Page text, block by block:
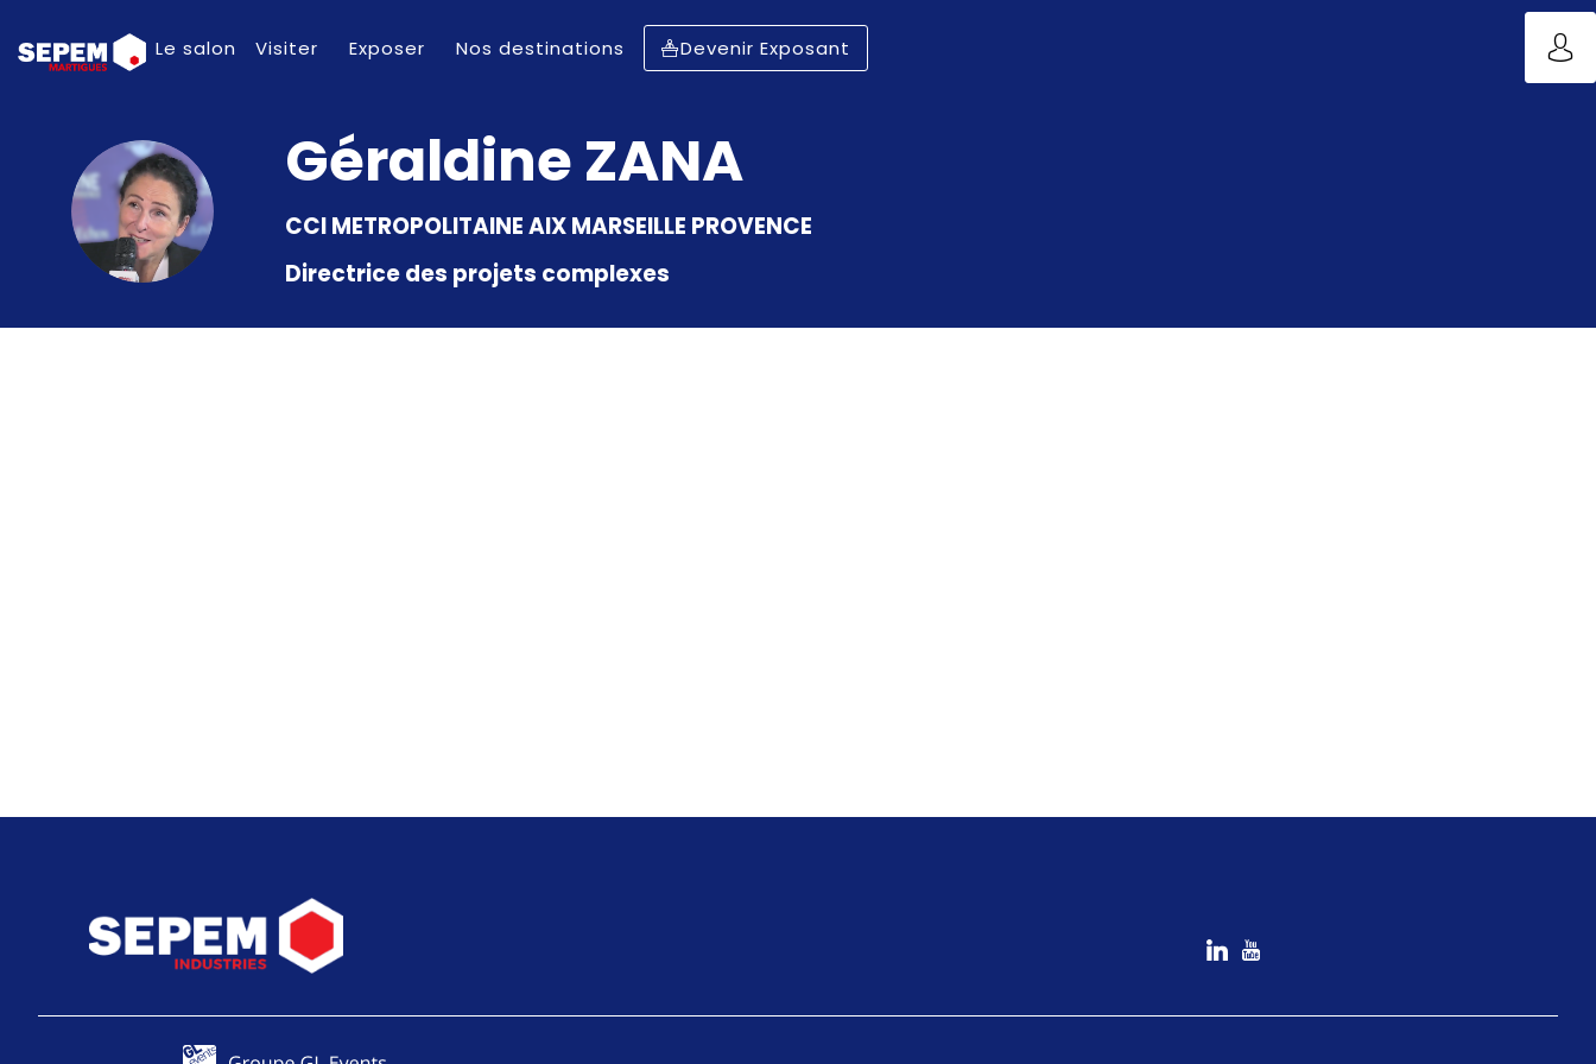
Le salon Visiter Exposer Nos destinations Devenir Exposant
GZ
GéraldineZANA
CCI METROPOLITAINE AIX MARSEILLE PROVENCE
Directrice des projets complexes